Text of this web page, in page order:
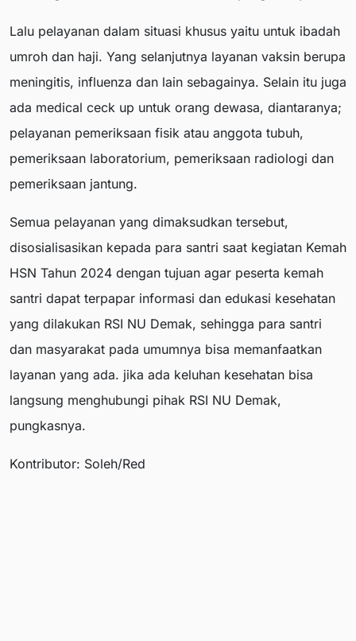
Lalu pelayanan dalam situasi khusus yaitu untuk ibadah
umroh dan haji. Yang selanjutnya layanan vaksin berupa
meningitis, influenza dan lain sebagainya. Selain itu juga
ada medical ceck up untuk orang dewasa, diantaranya;
pelayanan pemeriksaan fisik atau anggota tubuh,
pemeriksaan laboratorium, pemeriksaan radiologi dan
pemeriksaan jantung.
Semua pelayanan yang dimaksudkan tersebut,
disosialisasikan kepada para santri saat kegiatan Kemah
HSN Tahun 2024 dengan tujuan agar peserta kemah
santri dapat terpapar informasi dan edukasi kesehatan
yang dilakukan RSI NU Demak, sehingga para santri
dan masyarakat pada umumnya bisa memanfaatkan
layanan yang ada. jika ada keluhan kesehatan bisa
langsung menghubungi pihak RSI NU Demak,
pungkasnya.
Kontributor: Soleh/Red